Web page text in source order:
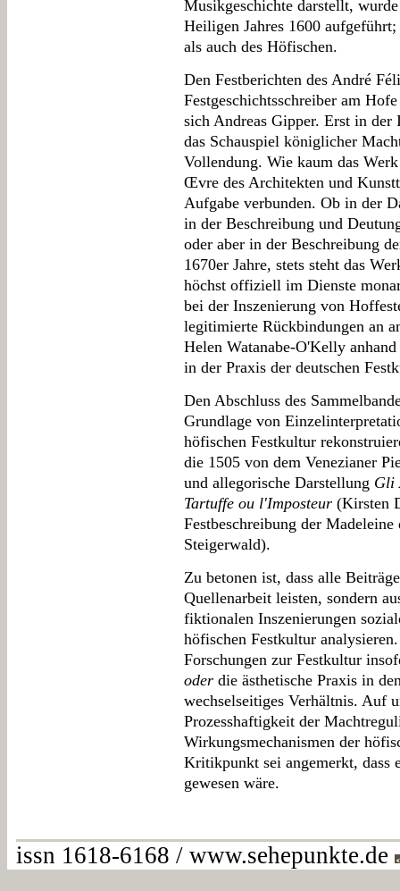
Musikgeschichte darstellt,
Heiligen Jahres 1600
als auch des Höfischen.
Den Festberichten des André
Festgeschichtsschreiber am
sich Andreas Gipper. Erst in
das Schauspiel königlicher
Vollendung. Wie kaum das
Œvre des Architekten und
Aufgabe verbunden. Ob in der
in der Beschreibung und
oder aber in der Beschreibung
1670er Jahre, stets steht das
höchst offiziell im Dienste
bei der Inszenierung von
legitimierte Rückbindungen an
Helen Watanabe-O'Kelly
in der Praxis der deutschen
Den Abschluss des
Grundlage von
höfischen Festkultur
die 1505 von dem Venezianer
und allegorische Darstellung Gli
Tartuffe ou l'Imposteur (Kirsten
Festbeschreibung der
Steigerwald).
Zu betonen ist, dass alle
Quellenarbeit leisten, sondern
fiktionalen Inszenierungen
höfischen Festkultur
Forschungen zur Festkultur
oder die ästhetische Praxis in
wechselseitiges Verhältnis. Auf
Prozesshaftigkeit der
Wirkungsmechanismen der
Kritikpunkt sei angemerkt, dass
gewesen wäre.
issn 1618-6168 / www.sehepunkte.de